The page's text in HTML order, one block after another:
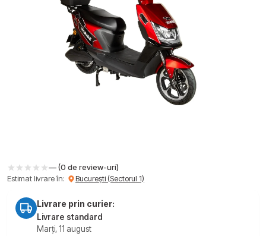
— (0 de review-uri)
Estimat livrare în:
București (Sectorul 1)
Livrare prin curier:
Livrare standard
Marți, 11 august